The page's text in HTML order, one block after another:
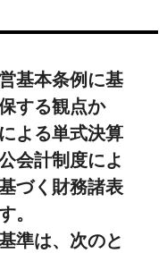
基本条例に基
する観点か
よる単式決算
会計制度によ
づく財務諸表
。
準は、次のと